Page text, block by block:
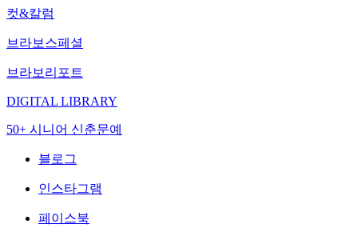
컷&칼럼
브라보스페셜
브라보리포트
DIGITAL LIBRARY
50+ 시니어 신춘문예
블로그
인스타그램
페이스북